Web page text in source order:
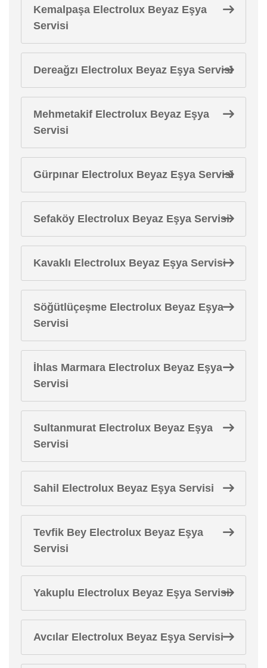
Kemalpaşa Electrolux Beyaz Eşya
Servisi
Dereağzı Electrolux Beyaz Eşya Servisi
Mehmetakif Electrolux Beyaz Eşya
Servisi
Gürpınar Electrolux Beyaz Eşya Servisi
Sefaköy Electrolux Beyaz Eşya Servisi
Kavaklı Electrolux Beyaz Eşya Servisi
Söğütlüçeşme Electrolux Beyaz Eşya
Servisi
İhlas Marmara Electrolux Beyaz Eşya
Servisi
Sultanmurat Electrolux Beyaz Eşya
Servisi
Sahil Electrolux Beyaz Eşya Servisi
Tevfik Bey Electrolux Beyaz Eşya
Servisi
Yakuplu Electrolux Beyaz Eşya Servisi
Avcılar Electrolux Beyaz Eşya Servisi